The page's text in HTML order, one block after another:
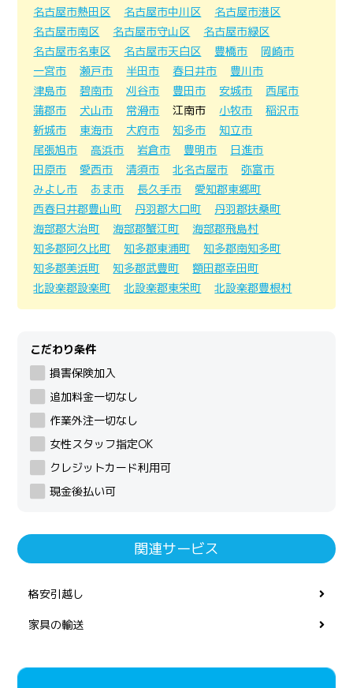
名古屋市熱田区
名古屋市中川区
名古屋市港区
名古屋市南区
名古屋市守山区
名古屋市緑区
名古屋市名東区
名古屋市天白区 豊橋市
岡崎市
一宮市
瀬戸市 半田市 春日井市
豊川市
津島市
碧南市 刈谷市 豊田市 安城市
西尾市
蒲郡市
犬山市 常滑市 江南市 小牧市
稲沢市
新城市
東海市 大府市 知多市
知立市
尾張旭市
高浜市 岩倉市 豊明市
日進市
田原市
愛西市 清須市 北名古屋市
弥富市
みよし市
あま市 長久手市
愛知郡東郷町
西春日井郡豊山町
丹羽郡大口町
丹羽郡扶桑町
海部郡大治町
海部郡蟹江町
海部郡飛島村
知多郡阿久比町
知多郡東浦町
知多郡南知多町
知多郡美浜町
知多郡武豊町
額田郡幸田町
北設楽郡設楽町
北設楽郡東栄町 北設楽郡豊根村
こだわり条件
損害保険加入
追加料金一切なし
作業外注一切なし
女性スタッフ指定OK
クレジットカード利用可
現金後払い可
関連サービス
格安引越し
家具の輸送